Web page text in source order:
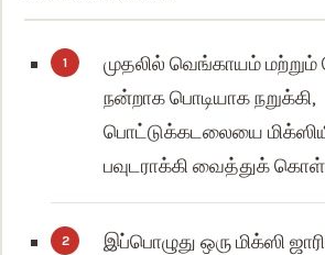
முதலில் வெங்காயம்
நன்றாக பொடியாக நறுக்கி,
பொட்டுக்கடலையை
பவுடராக்கி வைத்துக்
இப்பொழுது ஒரு மிக்ஸி